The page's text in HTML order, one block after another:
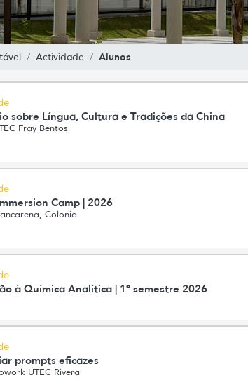
Actividade Alunos
sobre Língua, Cultura e Tradições da China
Fray Bentos
Camp | 2026
Colonia
à Química Analítica | 1º semestre 2026
prompts eficazes
UTEC Rivera